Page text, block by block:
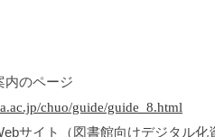
内のページ
chuo/guide/guide_8.html
サイト（図書館向けデジタル化